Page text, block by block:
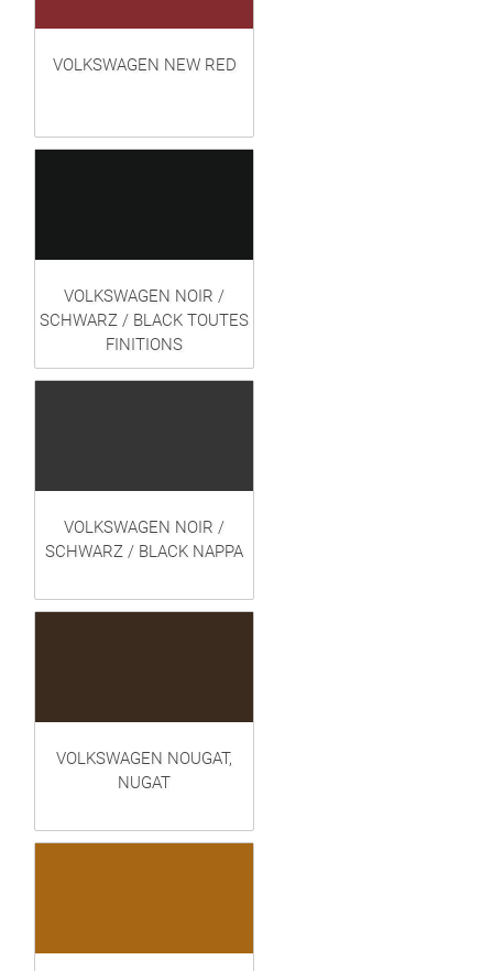
VOLKSWAGEN NEW RED
VOLKSWAGEN NOIR /
SCHWARZ / BLACK TOUTES
FINITIONS
VOLKSWAGEN NOIR /
SCHWARZ / BLACK NAPPA
VOLKSWAGEN NOUGAT,
NUGAT